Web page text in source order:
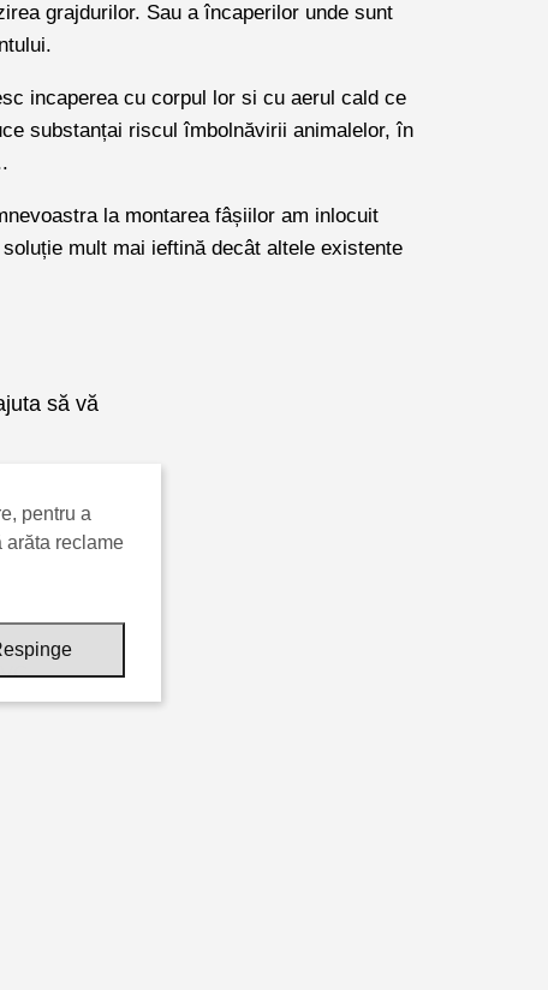
grajdurilor. Sau a încaperilor unde sunt
incaperea cu corpul lor si cu aerul cald ce
substanțai riscul îmbolnăvirii animalelor, în
la montarea fâșiilor am inlocuit
mult mai ieftină decât altele existente
să vă
pentru a
arăta reclame